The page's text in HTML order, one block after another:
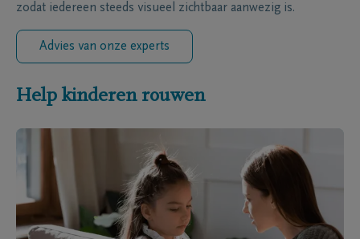
zodat iedereen steeds visueel zichtbaar aanwezig is.
Advies van onze experts
Help kinderen rouwen